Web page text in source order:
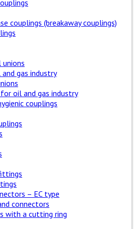
couplings (breakaway couplings)
gas industry
oil and gas industry
couplings
– EC type
connectors
with a cutting ring